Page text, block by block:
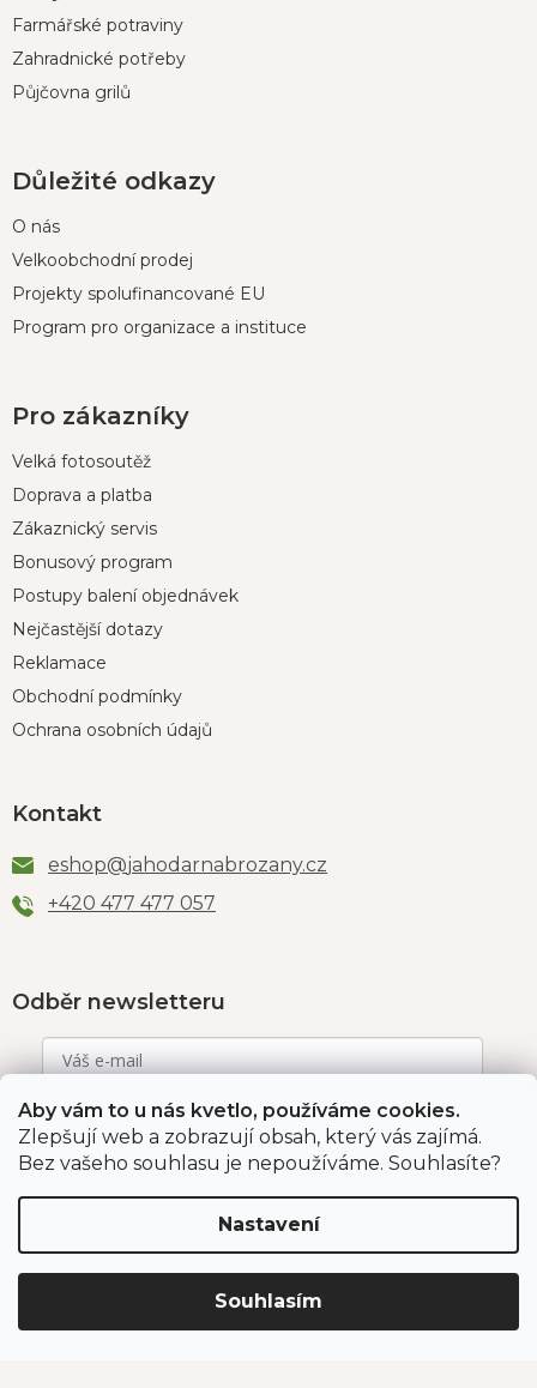
Aby vám to u nás kvetlo, používáme cookies.
Zlepšují web a zobrazují obsah, který vás zajímá.
Bez vašeho souhlasu je nepoužíváme. Souhlasíte?
Nastavení
Souhlasím
Farmářské potraviny
Zahradnické potřeby
Půjčovna grilů
Důležité odkazy
O nás
Velkoobchodní prodej
Projekty spolufinancované EU
Program pro organizace a instituce
Pro zákazníky
Velká fotosoutěž
Doprava a platba
Zákaznický servis
Bonusový program
Postupy balení objednávek
Nejčastější dotazy
Reklamace
Obchodní podmínky
Ochrana osobních údajů
Kontakt
eshop@jahodarnabrozany.cz
+420 477 477 057
Odběr newsletteru
Vložením e-mailu souhlasíte s podmínkamiochrany
osobních údajů.
Podmínky ochrany údajů